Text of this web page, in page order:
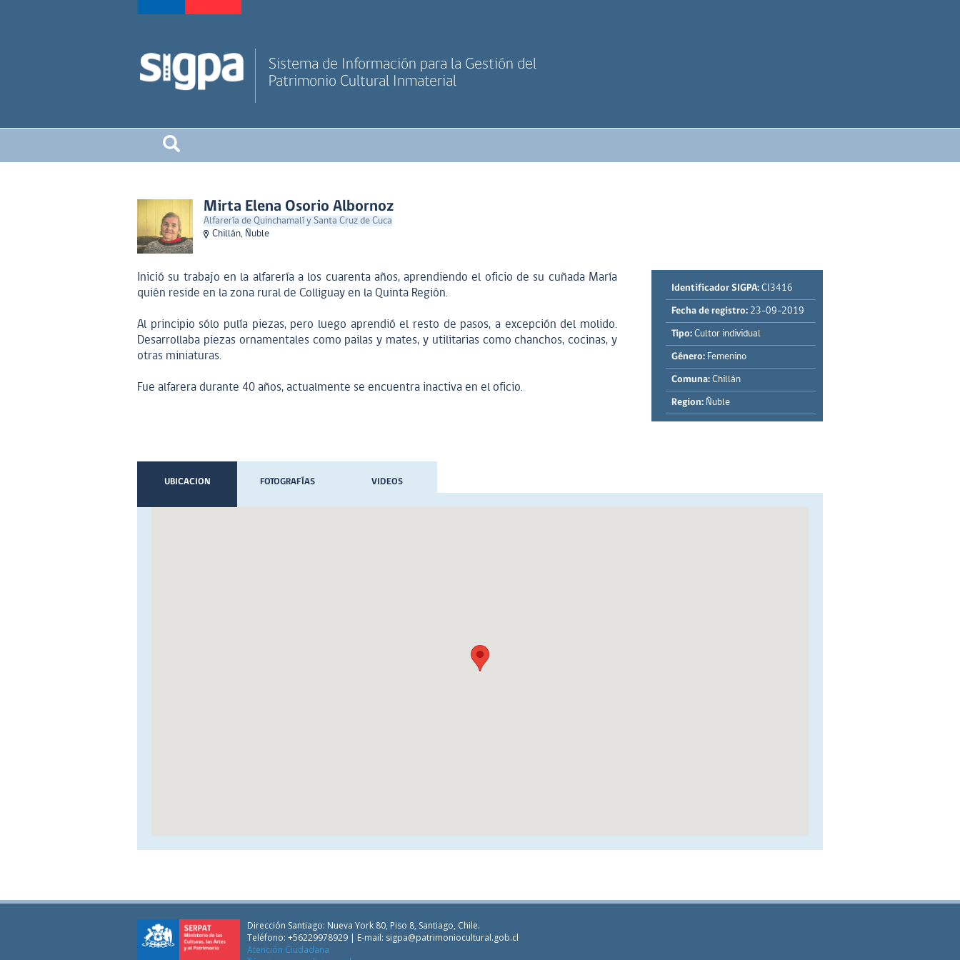
Sistema de Información para la Gestión del
Patrimonio Cultural Inmaterial
Mirta Elena Osorio Albornoz
Alfarería de Quinchamalí y Santa Cruz de Cuca
Chillán, Ñuble
Inició su trabajo en la alfarería a los cuarenta años, aprendiendo el oficio de su cuñada María
quién reside en la zona rural de Colliguay en la Quinta Región.
Al principio sólo pulía piezas, pero luego aprendió el resto de pasos, a excepción del molido.
Desarrollaba piezas ornamentales como pailas y mates, y utilitarias como chanchos, cocinas, y
otras miniaturas.
Fue alfarera durante 40 años, actualmente se encuentra inactiva en el oficio.
Identificador SIGPA: CI3416
Fecha de registro: 23-09-2019
Tipo: Cultor individual
Género: Femenino
Comuna: Chillán
Region: Ñuble
UBICACION FOTOGRAFÍAS VIDEOS
Dirección Santiago: Nueva York 80, Piso 8, Santiago, Chile.
Teléfono: +56229978929 | E-mail: sigpa@patrimoniocultural.gob.cl
Atención Ciudadana